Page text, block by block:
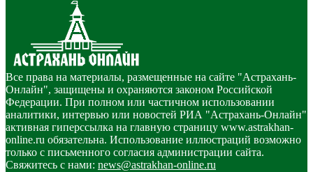
Все права на материалы, размещенные на сайте "Астрахань-
Онлайн", защищены и охраняются законом Российской
Федерации. При полном или частичном использовании
аналитики, интервью или новостей РИА "Астрахань-Онлайн"
активная гиперссылка на главную страницу www.astrakhan-
online.ru обязательна. Использование иллюстраций возможно
только с письменного согласия администрации сайта.
Свяжитесь с нами: news@astrakhan-online.ru